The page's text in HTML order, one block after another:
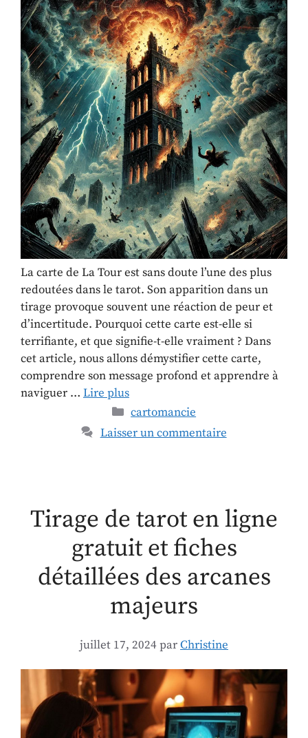
La carte de La Tour est sans doute l’une des plus
redoutées dans le tarot. Son apparition dans un
tirage provoque souvent une réaction de peur et
d’incertitude. Pourquoi cette carte est-elle si
terrifiante, et que signifie-t-elle vraiment ? Dans
cet article, nous allons démystifier cette carte,
comprendre son message profond et apprendre à
naviguer … Lire plus
cartomancie
Laisser un commentaire
Tirage de tarot en ligne
gratuit et fiches
détaillées des arcanes
majeurs
juillet 17, 2024parChristine